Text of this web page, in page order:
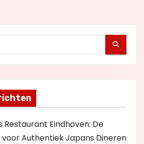
Restaurant Eindhoven: De
Authentiek Japans Dineren